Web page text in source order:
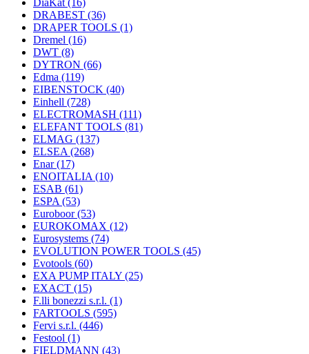
DiaKat (16)
DRABEST (36)
DRAPER TOOLS (1)
Dremel (16)
DWT (8)
DYTRON (66)
Edma (119)
EIBENSTOCK (40)
Einhell (728)
ELECTROMASH (111)
ELEFANT TOOLS (81)
ELMAG (137)
ELSEA (268)
Enar(17)
ENOITALIA (10)
ESAB (61)
ESPA (53)
Euroboor(53)
EUROKOMAX (12)
Eurosystems (74)
EVOLUTION POWER TOOLS (45)
Evotools (60)
EXA PUMP ITALY (25)
EXACT (15)
F.lli bonezzi s.r.l. (1)
FARTOOLS (595)
Fervi s.r.l. (446)
Festool (1)
FIELDMANN (43)